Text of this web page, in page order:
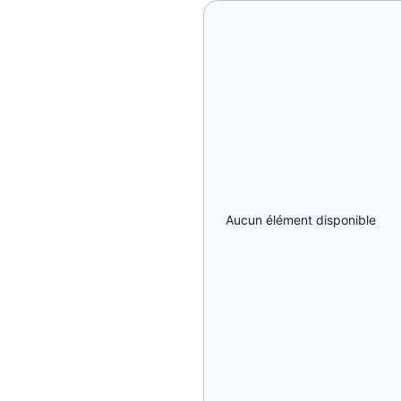
Aucun élément disponible